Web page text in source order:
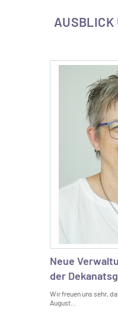
AUSBLICK
Neue
der
Wir freuen uns sehr,
August…